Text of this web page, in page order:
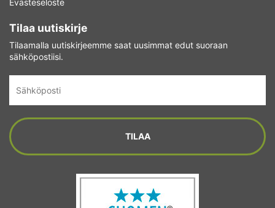
Evästeseloste
Tilaa uutiskirje
Tilaamalla uutiskirjeemme saat uusimmat edut suoraan
sähköpostiisi.